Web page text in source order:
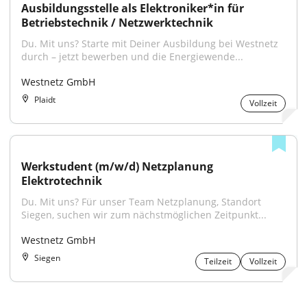
Ausbildungsstelle als Elektroniker*in für
Betriebstechnik / Netzwerktechnik
Du. Mit uns? Starte mit Deiner Ausbildung bei Westnetz
durch – jetzt bewerben und die Energiewende...
Westnetz GmbH
Plaidt Vollzeit
Werkstudent (m/w/d) Netzplanung
Elektrotechnik
Du. Mit uns? Für unser Team Netzplanung, Standort
Siegen, suchen wir zum nächstmöglichen Zeitpunkt...
Westnetz GmbH
Siegen Teilzeit Vollzeit